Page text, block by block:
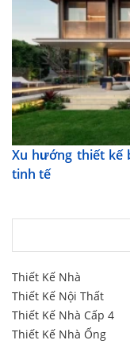
Xu hướng thiết kế
tinh tế
Thiết Kế Nhà
Thiết Kế Nội Thất
Thiết Kế Nhà Cấp 4
Thiết Kế Nhà Ống